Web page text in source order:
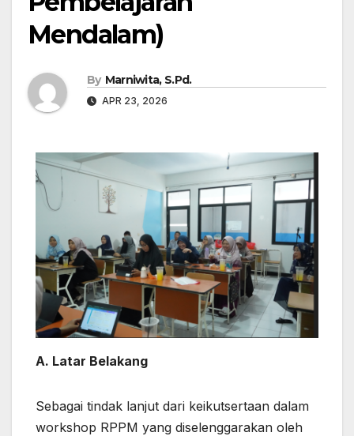
Mendalam)
By Marniwita, S.Pd.
APR 23, 2026
A. Latar Belakang
Sebagai tindak lanjut dari keikutsertaan dalam
workshop RPPM yang diselenggarakan oleh